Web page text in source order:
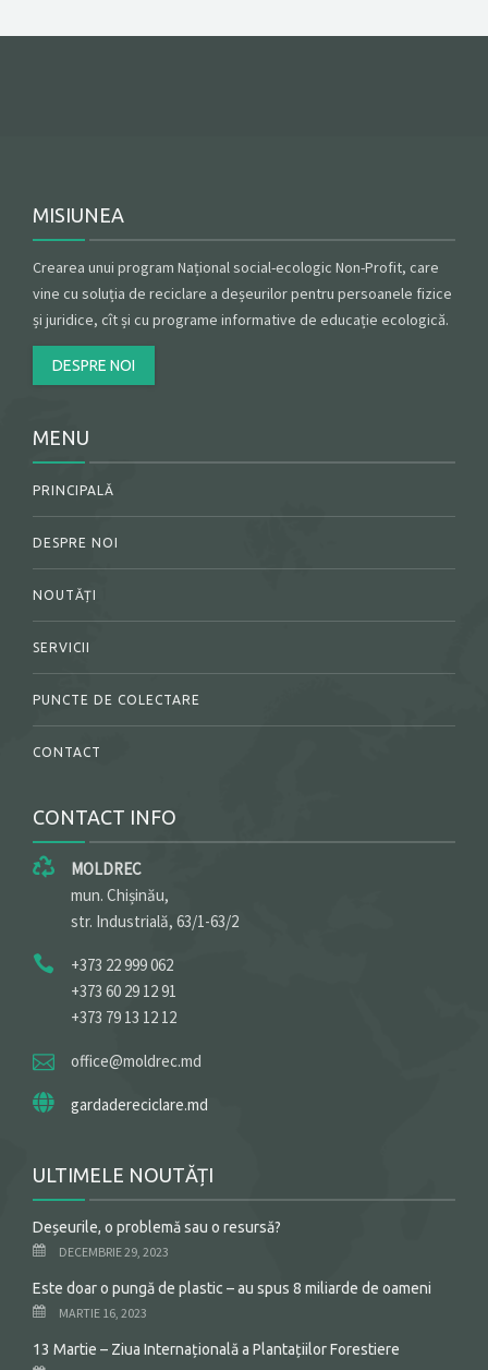
MISIUNEA
Crearea unui program Național social-ecologic Non-Profit, care
vine cu soluția de reciclare a deșeurilor pentru persoanele fizice
și juridice, cît și cu programe informative de educație ecologică.
DESPRE NOI
MENU
PRINCIPALĂ
DESPRE NOI
NOUTĂȚI
SERVICII
PUNCTE DE COLECTARE
CONTACT
CONTACT INFO
MOLDREC
mun. Chișinău,
str. Industrială, 63/1-63/2
+373 22 999 062
+373 60 29 12 91
+373 79 13 12 12
office@moldrec.md
gardadereciclare.md
ULTIMELE NOUTĂȚI
Deșeurile, o problemă sau o resursă?
DECEMBRIE 29, 2023
Este doar o pungă de plastic – au spus 8 miliarde de oameni
MARTIE 16, 2023
13 Martie – Ziua Internațională a Plantațiilor Forestiere